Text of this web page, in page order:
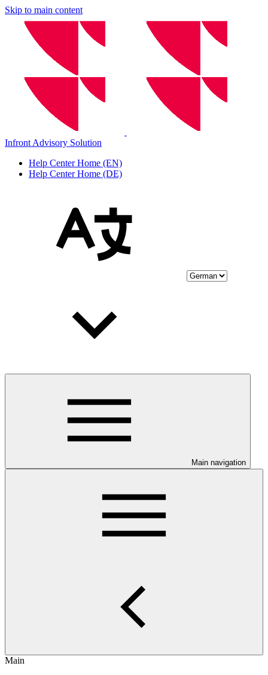
Skip to main content
Infront Advisory Solution
Help Center Home (EN)
Help Center Home (DE)
Main navigation
Main